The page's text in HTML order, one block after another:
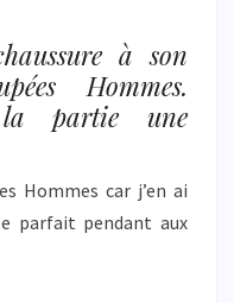
à son
Hommes.
la partie une
Hommes car j’en ai
parfait pendant aux